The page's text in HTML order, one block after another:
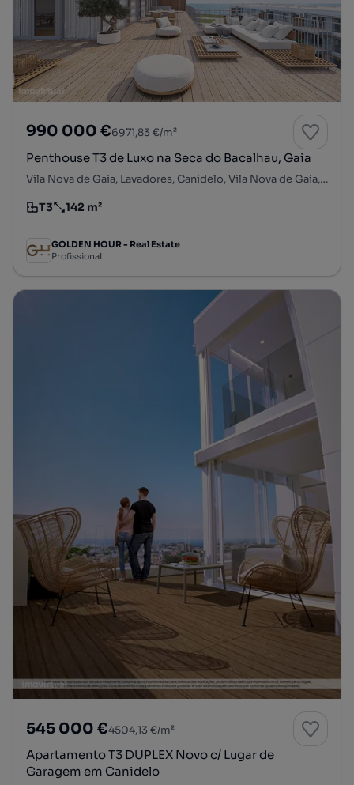
990 000 €6971,83 €/m²
Penthouse T3 de Luxo na Seca do Bacalhau, Gaia
Vila Nova de Gaia, Lavadores, Canidelo, Vila Nova de Gaia, Porto
Tipologia
T3
Preço por metro quadrado
142 m²
GOLDEN HOUR - Real Estate
Profissional
545 000 €4504,13 €/m²
Apartamento T3 DUPLEX Novo c/ Lugar de
Garagem em Canidelo